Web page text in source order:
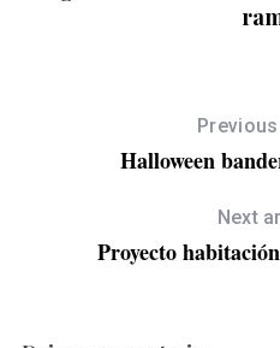
Halloween
Next
Proyecto